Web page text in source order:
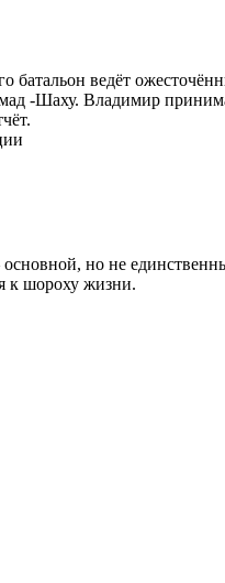
ведёт
-Шаху. Владимир
но не
к шороху жизни.